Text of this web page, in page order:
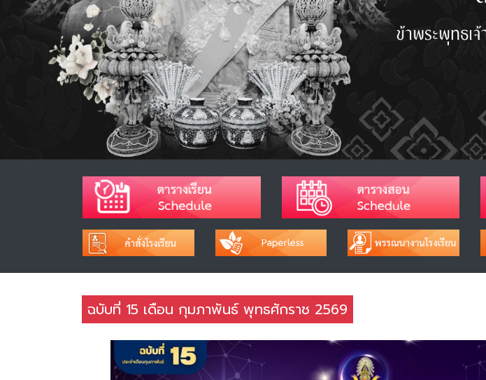
ฉบับที่ 15 เดือน กุมภาพันธ์ พุทธศักราช 2569